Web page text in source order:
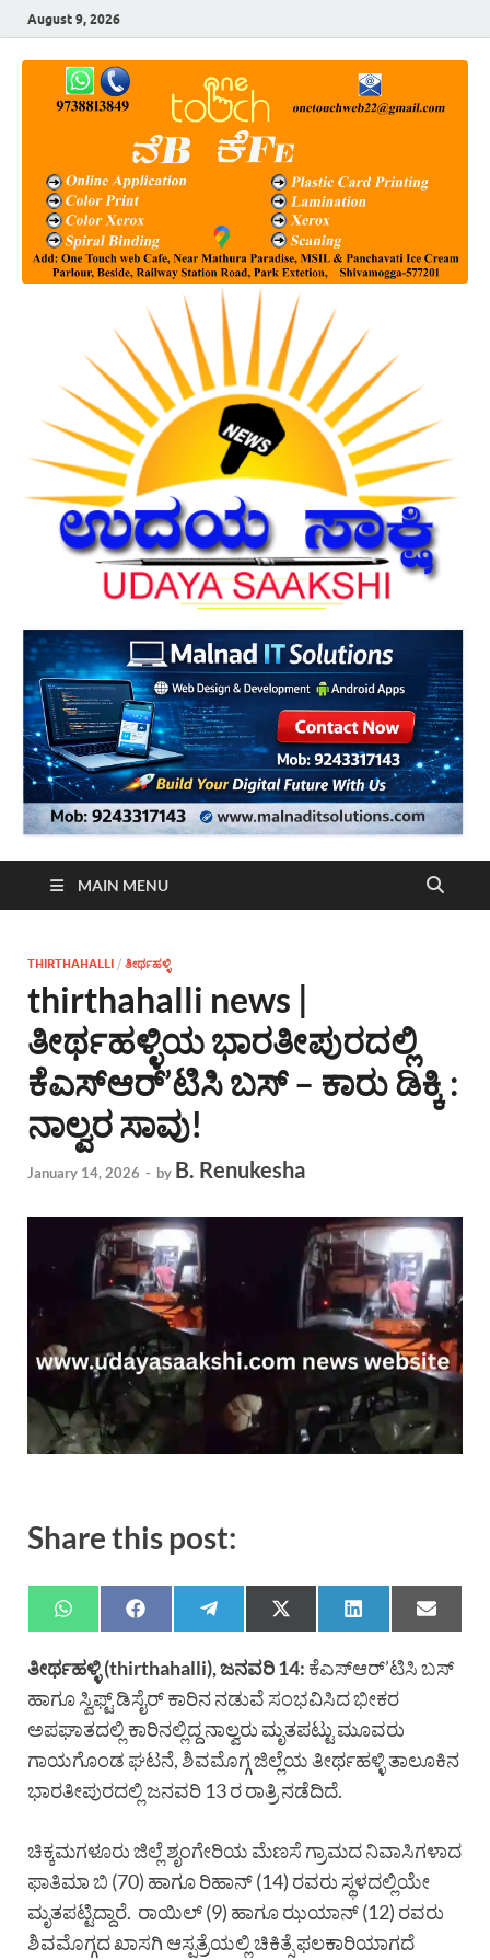
August 9, 2026
MAIN MENU
THIRTHAHALLI / ತೀರ್ಥಹಳ್ಳಿ
thirthahalli news |
ತೀರ್ಥಹಳ್ಳಿಯ ಭಾರತೀಪುರದಲ್ಲಿ
ಕೆಎಸ್ಆರ್’ಟಿಸಿ ಬಸ್ – ಕಾರು ಡಿಕ್ಕಿ :
ನಾಲ್ವರ ಸಾವು!
January 14, 2026 - by B. Renukesha
Share this post:
ತೀರ್ಥಹಳ್ಳಿ (thirthahalli), ಜನವರಿ 14: ಕೆಎಸ್ಆರ್’ಟಿಸಿ ಬಸ್
ಹಾಗೂ ಸ್ವಿಫ್ಟ್ ಡಿಸೈರ್ ಕಾರಿನ ನಡುವೆ ಸಂಭವಿಸಿದ ಭೀಕರ
ಅಪಘಾತದಲ್ಲಿ ಕಾರಿನಲ್ಲಿದ್ದ ನಾಲ್ವರು ಮೃತಪಟ್ಟು ಮೂವರು
ಗಾಯಗೊಂಡ ಘಟನೆ, ಶಿವಮೊಗ್ಗ ಜಿಲ್ಲೆಯ ತೀರ್ಥಹಳ್ಳಿ ತಾಲೂಕಿನ
ಭಾರತೀಪುರದಲ್ಲಿ ಜನವರಿ 13 ರ ರಾತ್ರಿ ನಡೆದಿದೆ.
ಚಿಕ್ಕಮಗಳೂರು ಜಿಲ್ಲೆ ಶೃಂಗೇರಿಯ ಮೆಣಸೆ ಗ್ರಾಮದ ನಿವಾಸಿಗಳಾದ
ಫಾತಿಮಾ ಬಿ (70) ಹಾಗೂ ರಿಹಾನ್ (14) ರವರು ಸ್ಥಳದಲ್ಲಿಯೇ
ಮೃತಪಟ್ಟಿದ್ದಾರೆ. ರಾಯಿಲ್ (9) ಹಾಗೂ ಝಯಾನ್ (12) ರವರು
ಶಿವಮೊಗ್ಗದ ಖಾಸಗಿ ಆಸ್ಪತ್ರೆಯಲ್ಲಿ ಚಿಕಿತ್ಸೆ ಫಲಕಾರಿಯಾಗದೆ